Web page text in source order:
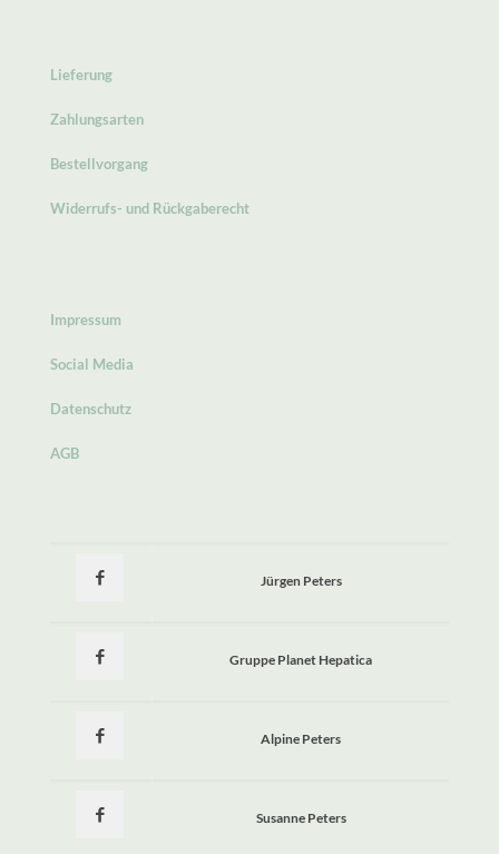
Lieferung
Zahlungsarten
Bestellvorgang
Widerrufs- und Rückgaberecht
Impressum
Social Media
Datenschutz
AGB
Jürgen Peters
Gruppe Planet Hepatica
Alpine Peters
Susanne Peters